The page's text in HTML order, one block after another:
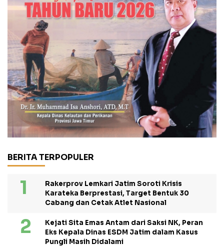
BERITA TERPOPULER
Rakerprov Lemkari Jatim Soroti Krisis
Karateka Berprestasi, Target Bentuk 30
Cabang dan Cetak Atlet Nasional
Kejati Sita Emas Antam dari Saksi NK, Peran
Eks Kepala Dinas ESDM Jatim dalam Kasus
Pungli Masih Didalami